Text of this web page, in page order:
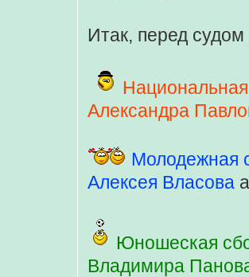
Итак, перед судом
Александра
Молодежная
Алексея Власова
Юношеская
Владимира